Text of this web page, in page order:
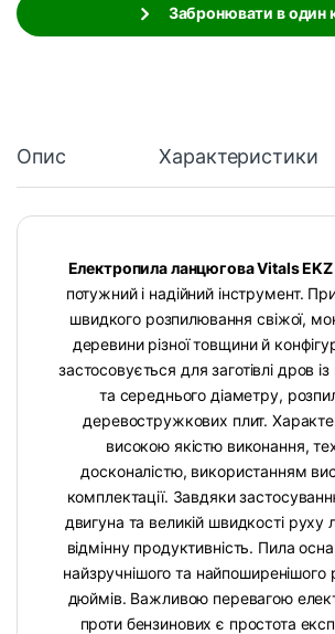
Забронювати в один
Опис Характеристики
Електропила ланцюгова Vitals
потужний і надійний інструмент.
швидкого розпилювання свіжої,
деревини різної товщини й
застосовується для заготівлі дров
та середнього діаметру,
деревостружкових плит.
високою якістю виконання,
досконалістю, використанням
комплектації. Завдяки
двигуна та великій швидкості руху
відмінну продуктивність. Пила
найзручнішого та
дюймів. Важливою перевагою
проти бензинових є простота